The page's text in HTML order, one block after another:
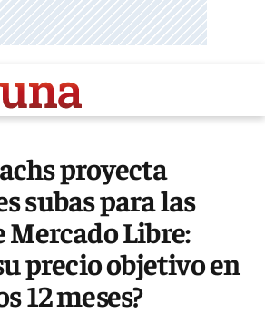
proyecta
subas para las
Mercado Libre:
precio objetivo en
12 meses?